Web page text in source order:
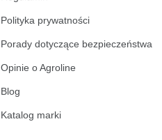
Polityka prywatności
Porady dotyczące bezpieczeństwa
Opinie o Agroline
Blog
Katalog marki